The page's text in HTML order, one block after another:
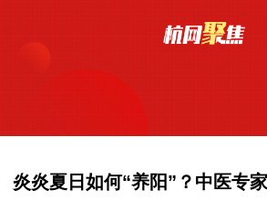
炎炎夏日如何“养阳”？中医专